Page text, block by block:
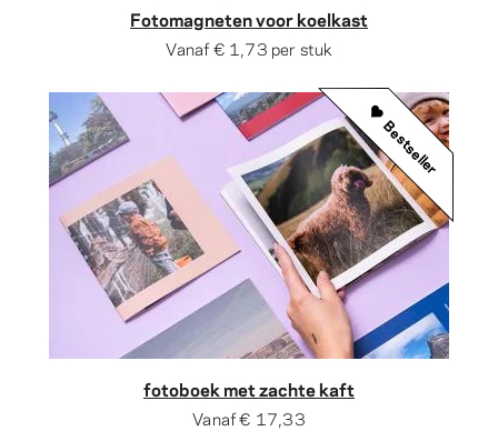
Fotomagneten voor koelkast
Vanaf€ 1,73 per stuk
fotoboek met zachte kaft
Vanaf€ 17,33
Bestseller